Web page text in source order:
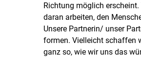
Richtung möglich
daran arbeiten, den
Unsere Partnerin/ unser
formen. Vielleicht schaffen
ganz so, wie wir uns das